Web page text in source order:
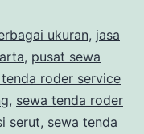
ukuran, jasa
, pusat sewa
roder service
, sewa tenda roder
serut, sewa tenda